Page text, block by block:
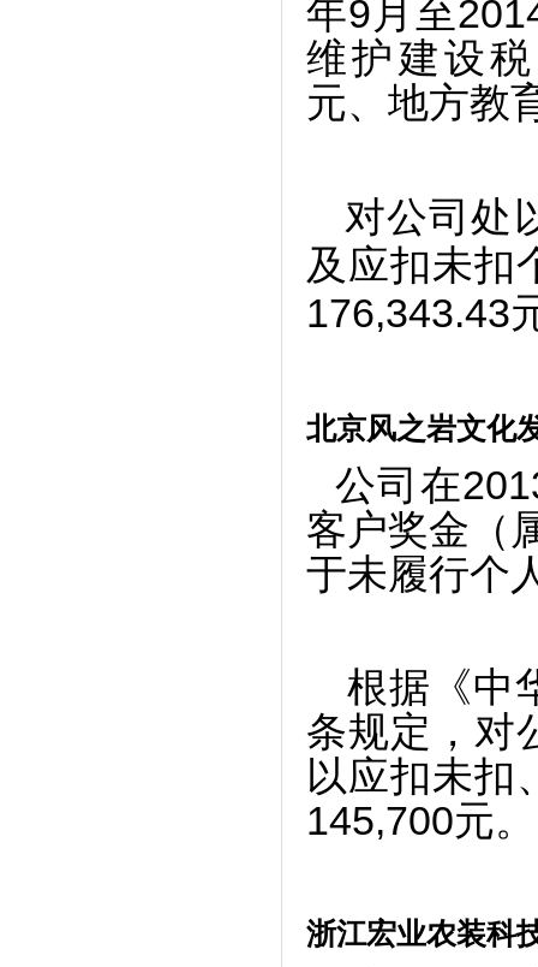
年9月至
维护建设
元、地方教
对公司处
及应扣未扣
176,343.43
北京风之岩文化
公司在
客户奖金（
于未履行个
根据《中
条规定，对
以应扣未扣
145,700元。
浙江宏业农装科